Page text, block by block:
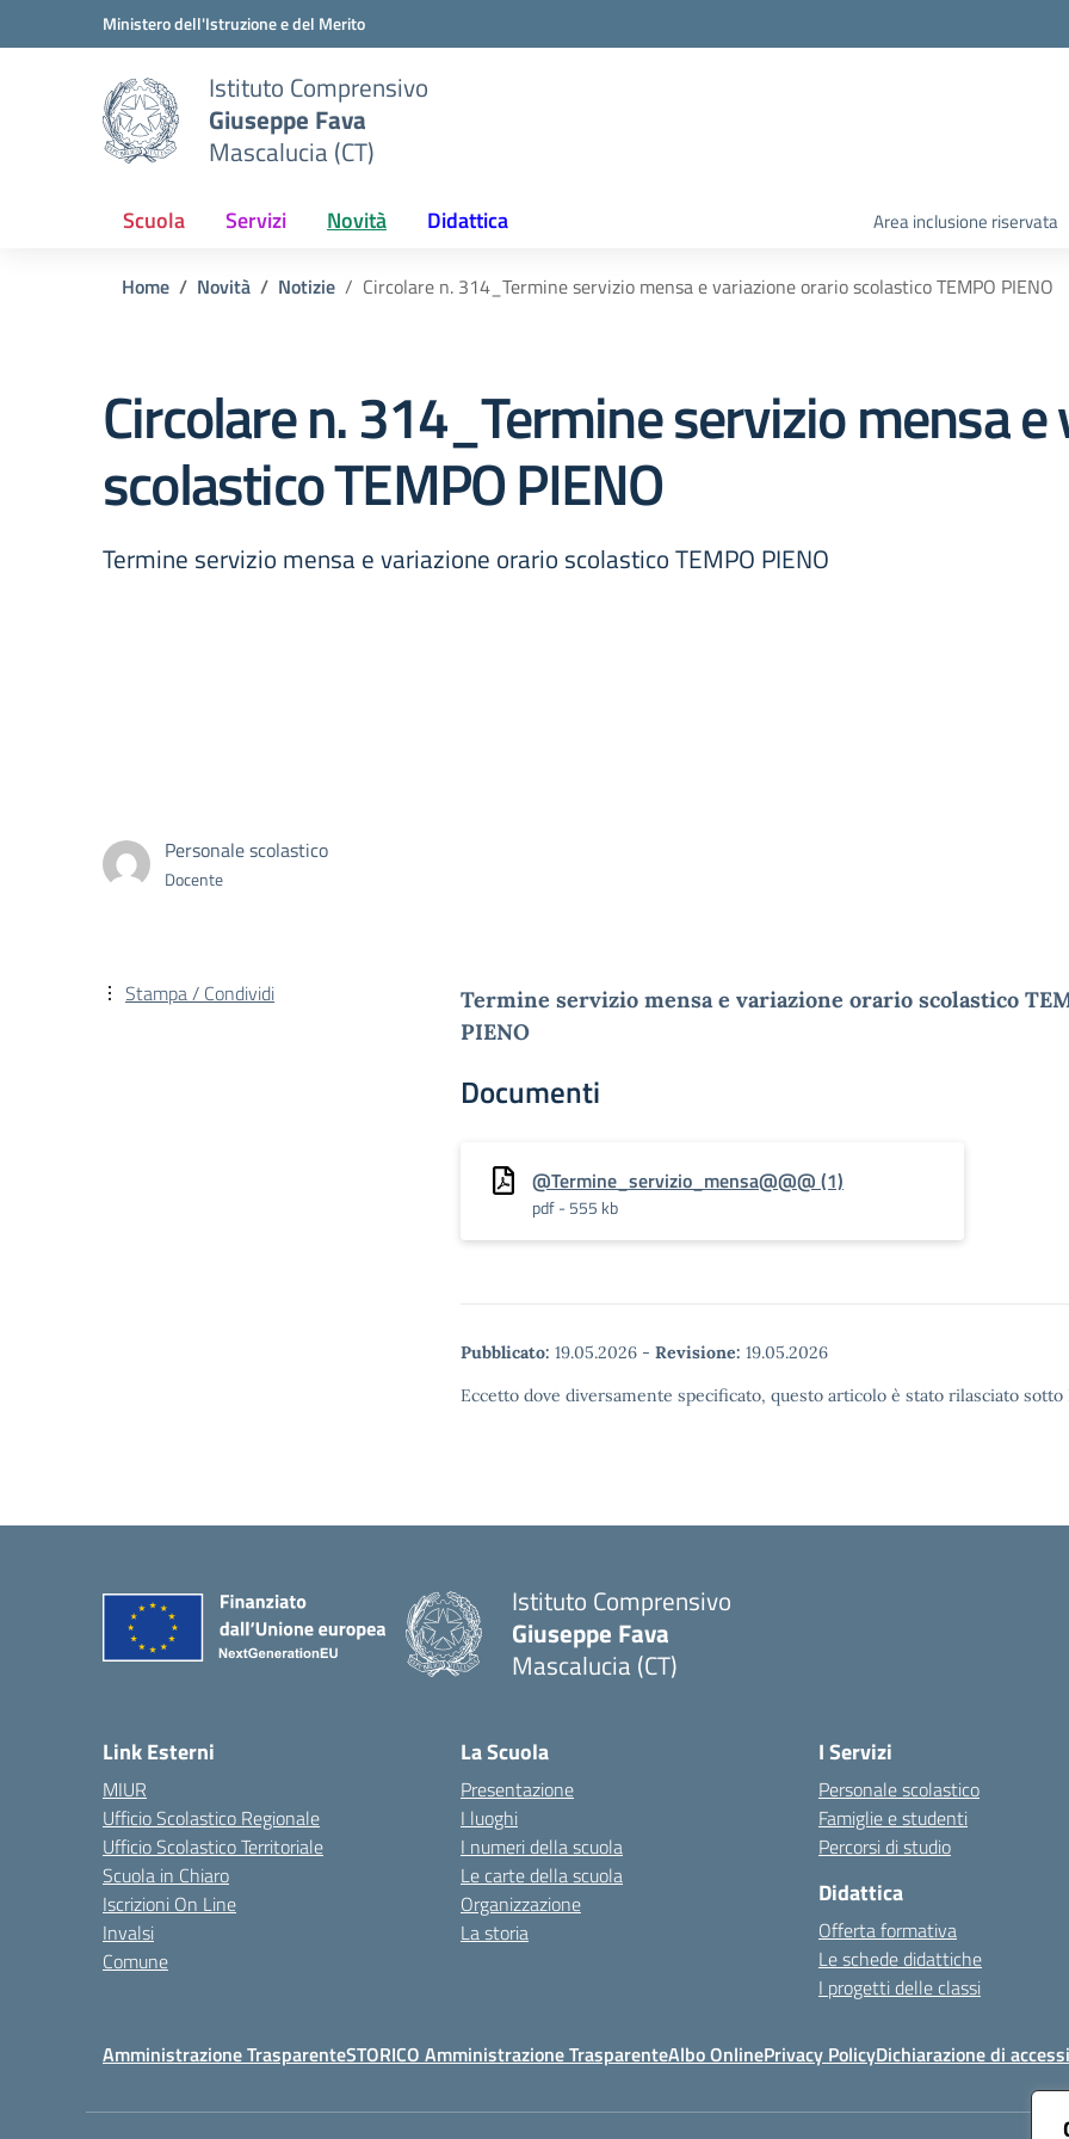
Vai ai contenuti
Vai al menu di navigazioneMinistero dell'Istruzione e del Merito
Istituto Comprensivo
Giuseppe Fava
Mascalucia (CT)
Scuola Servizi Novità Didattica Area inclusione riservata
Home Novità Notizie Circolare n. 314_Termine servizio mensa e variazione orario scolastico TEMPO PIENO
Circolare n. 314_Termine servizio mensa
scolastico TEMPO PIENO
Termine servizio mensa e variazione orario scolastico TEMPO PIENO
Personale scolastico
Docente
Termine servizio mensa e variazione orario scolastico
PIENO
Documenti
@Termine_servizio_mensa@@@ (1)
pdf - 555 kb
Pubblicato: 19.05.2026 - Revisione: 19.05.2026
Eccetto dove diversamente specificato, questo articolo è stato rilasciato
Stampa / Condividi
Istituto Comprensivo
Giuseppe Fava
Mascalucia (CT)
Link Esterni
MIUR
Ufficio Scolastico Regionale
Ufficio Scolastico Territoriale
Scuola in Chiaro
Iscrizioni On Line
Invalsi
Comune
La Scuola
Presentazione
I luoghi
I numeri della scuola
Le carte della scuola
Organizzazione
La storia
I Servizi
Personale scolastico
Famiglie e studenti
Percorsi di studio
Didattica
Offerta formativa
Le schede didattiche
I progetti delle classi
Amministrazione TrasparenteSTORICO Amministrazione TrasparenteAlbo OnlinePrivacy PolicyDichiarazione di